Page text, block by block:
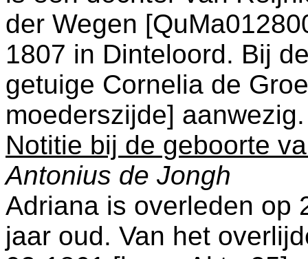
der Wegen
1807 in Dinteloord. Bij
getuige Cornelia de
moederszijde] aanwezig.
Notitie bij de geboorte
Antonius de Jongh
Adriana is overleden op
jaar oud. Van het